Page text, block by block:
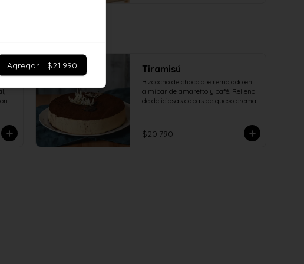
Tiramisú
Bizcocho de chocolate remojado en
almíbar de amaretto y café. Relleno
de deliciosas capas de queso crema.
$20.790
Agregar $21.990